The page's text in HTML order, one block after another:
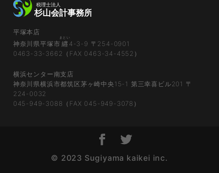
平塚本店
神奈川県平塚市纒
まとい
4-3-9 〒254-0901
0463-33-3662（FAX 0463-34-4552）
横浜センター南支店
神奈川県横浜市都筑区茅ヶ崎中央15-1 第三幸喜ビル201 〒
224-0032
045-949-3088（FAX 045-949-3078）
© 2023 Sugiyama kaikei inc.